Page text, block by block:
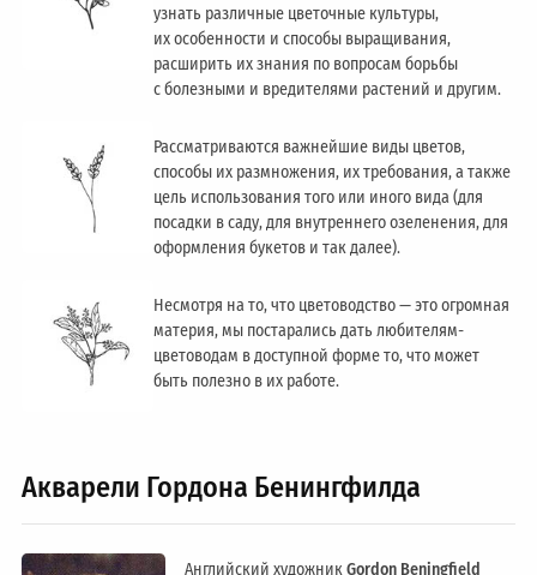
узнать различные цветочные культуры,
их особенности и способы выращивания,
расширить их знания по вопросам борьбы
с болезными и вредителями растений и другим.
Рассматриваются важнейшие виды цветов,
способы их размножения, их требования, а также
цель использования того или иного вида (для
посадки в саду, для внутреннего озеленения, для
оформления букетов и так далее).
Несмотря на то, что цветоводство — это огромная
материя, мы постарались дать любителям-
цветоводам в доступной форме то, что может
быть полезно в их работе.
Акварели Гордона Бенингфилда
Английский художникGordon Beningfield